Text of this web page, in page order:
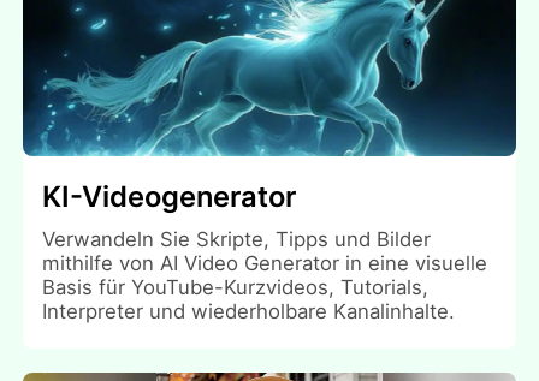
KI-Videogenerator
Verwandeln Sie Skripte, Tipps und Bilder
mithilfe von AI Video Generator in eine visuelle
Basis für YouTube-Kurzvideos, Tutorials,
Interpreter und wiederholbare Kanalinhalte.